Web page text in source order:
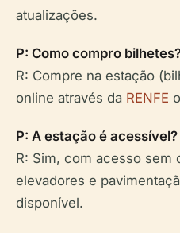
atualizações.
P: Como compro
R: Compre na estação
online através da RENFE
P: A estação é acessível?
R: Sim, com acesso sem
elevadores e
disponível.